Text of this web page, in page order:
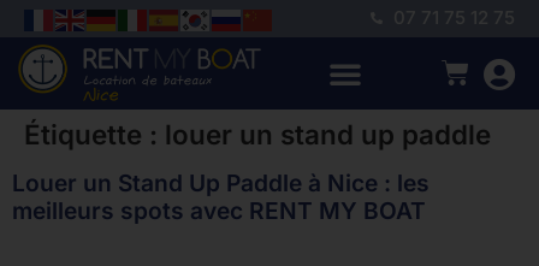
07 71 75 12 75
Étiquette : louer un stand up paddle
Louer un Stand Up Paddle à Nice : les
meilleurs spots avec RENT MY BOAT